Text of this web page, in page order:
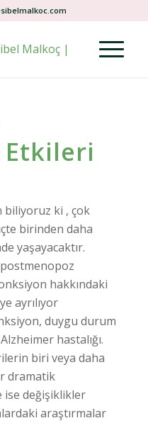
Etkileri
biliyoruz ki , çok
birinden daha
yaşayacaktır.
hakkındaki
ayrılıyor
duygu durum
hastalığı.
biri veya daha
dramatik
değişiklikler
araştırmalar